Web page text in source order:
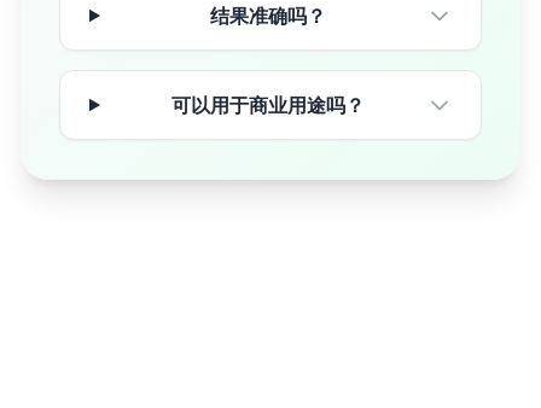
结果准确吗？
可以用于商业用途吗？